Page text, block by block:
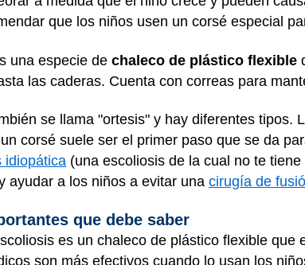
que los niños usen un corsé especial
una especie de chaleco de plástico flexible
las caderas. Cuenta con correas para
se llama "ortesis" y hay diferentes tipos.
corsé suele ser el primer paso que se da
idiopática (una escoliosis de la cual no te
ayudar a los niños a evitar una cirugía de
que debe saber
es un chaleco de plástico flexible que
son más efectivos cuando lo usan los